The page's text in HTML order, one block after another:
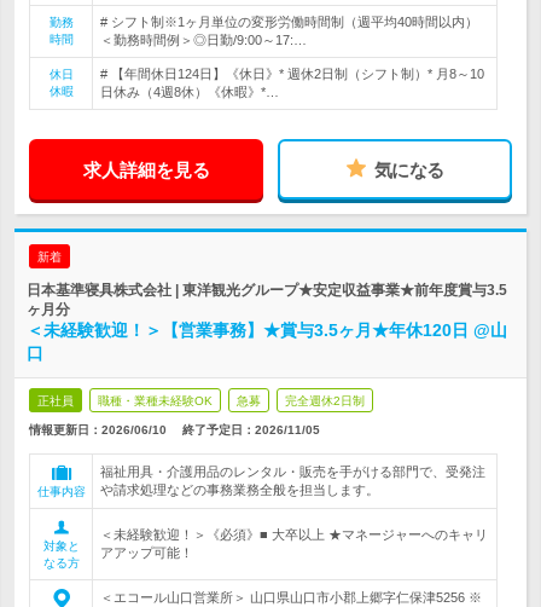
勤務
時間
# シフト制※1ヶ月単位の変形労働時間制（週平均40時間以内）
＜勤務時間例＞◎日勤/9:00～17:…
休日
休暇
# 【年間休日124日】《休日》* 週休2日制（シフト制）* 月8～10
日休み（4週8休）《休暇》*…
求人詳細を見る 気になる
新着
日本基準寝具株式会社 | 東洋観光グループ★安定収益事業★前年度賞与3.5
ヶ月分
＜未経験歓迎！＞【営業事務】★賞与3.5ヶ月★年休120日 @山
口
正社員 職種・業種未経験OK 急募 完全週休2日制
情報更新日：2026/06/10 終了予定日： 2026/11/05
仕事内容
福祉用具・介護用品のレンタル・販売を手がける部門で、受発注
や請求処理などの事務業務全般を担当します。
対象と
なる方
＜未経験歓迎！＞《必須》■ 大卒以上 ★マネージャーへのキャリ
アアップ可能！
＜エコール山口営業所＞ 山口県山口市小郡上郷字仁保津5256 ※